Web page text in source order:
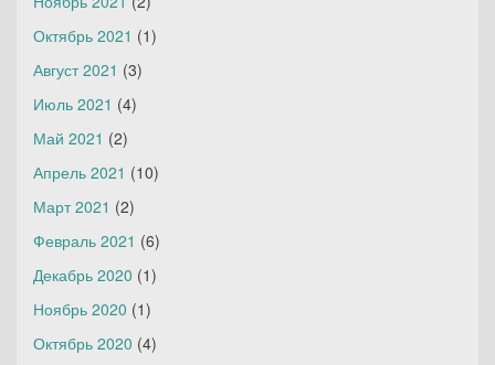
Октябрь 2021 (1)
Август 2021 (3)
Июль 2021 (4)
Май 2021 (2)
Апрель 2021 (10)
Март 2021 (2)
Февраль 2021 (6)
Декабрь 2020 (1)
Ноябрь 2020 (1)
Октябрь 2020 (4)